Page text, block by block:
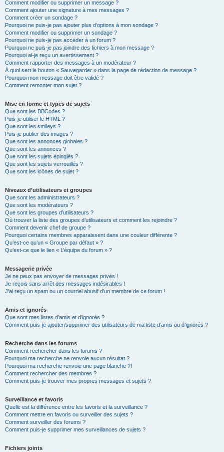
Comment modifier ou supprimer un message ?
Comment ajouter une signature à mes messages ?
Comment créer un sondage ?
Pourquoi ne puis-je pas ajouter plus d’options à mon sondage ?
Comment modifier ou supprimer un sondage ?
Pourquoi ne puis-je pas accéder à un forum ?
Pourquoi ne puis-je pas joindre des fichiers à mon message ?
Pourquoi ai-je reçu un avertissement ?
Comment rapporter des messages à un modérateur ?
À quoi sert le bouton « Sauvegarder » dans la page de rédaction de message ?
Pourquoi mon message doit être validé ?
Comment remonter mon sujet ?
Mise en forme et types de sujets
Que sont les BBCodes ?
Puis-je utiliser le HTML ?
Que sont les smileys ?
Puis-je publier des images ?
Que sont les annonces globales ?
Que sont les annonces ?
Que sont les sujets épinglés ?
Que sont les sujets verrouillés ?
Que sont les icônes de sujet ?
Niveaux d’utilisateurs et groupes
Que sont les administrateurs ?
Que sont les modérateurs ?
Que sont les groupes d’utilisateurs ?
Où trouver la liste des groupes d’utilisateurs et comment les rejoindre ?
Comment devenir chef de groupe ?
Pourquoi certains membres apparaissent dans une couleur différente ?
Qu’est-ce qu’un « Groupe par défaut » ?
Qu’est-ce que le lien « L’équipe du forum » ?
Messagerie privée
Je ne peux pas envoyer de messages privés !
Je reçois sans arrêt des messages indésirables !
J’ai reçu un spam ou un courriel abusif d’un membre de ce forum !
Amis et ignorés
Que sont mes listes d’amis et d’ignorés ?
Comment puis-je ajouter/supprimer des utilisateurs de ma liste d’amis ou d’ignorés ?
Recherche dans les forums
Comment rechercher dans les forums ?
Pourquoi ma recherche ne renvoie aucun résultat ?
Pourquoi ma recherche renvoie une page blanche ?!
Comment rechercher des membres ?
Comment puis-je trouver mes propres messages et sujets ?
Surveillance et favoris
Quelle est la différence entre les favoris et la surveillance ?
Comment mettre en favoris ou surveiller des sujets ?
Comment surveiller des forums ?
Comment puis-je supprimer mes surveillances de sujets ?
Fichiers joints